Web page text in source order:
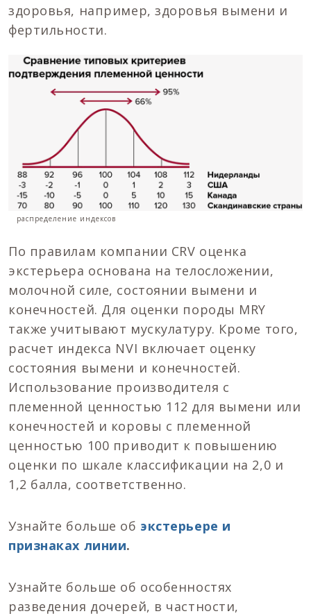
здоровья, например, здоровья вымени и
фертильности.
распределение индексов
По правилам компании CRV оценка
экстерьера основана на телосложении,
молочной силе, состоянии вымени и
конечностей. Для оценки породы MRY
также учитывают мускулатуру. Кроме того,
расчет индекса NVI включает оценку
состояния вымени и конечностей.
Использование производителя с
племенной ценностью 112 для вымени или
конечностей и коровы с племенной
ценностью 100 приводит к повышению
оценки по шкале классификации на 2,0 и
1,2 балла, соответственно.
Узнайте больше об экстерьере и
признаках линии.
Узнайте больше об особенностях
разведения дочерей, в частности,